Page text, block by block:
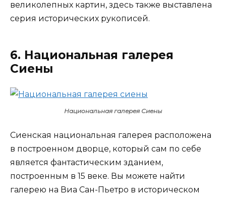
великолепных картин, здесь также выставлена
серия исторических рукописей.
6. Национальная галерея
Сиены
Национальная галерея Сиены
Сиенская национальная галерея расположена
в построенном дворце, который сам по себе
является фантастическим зданием,
построенным в 15 веке. Вы можете найти
галерею на Виа Сан-Пьетро в историческом